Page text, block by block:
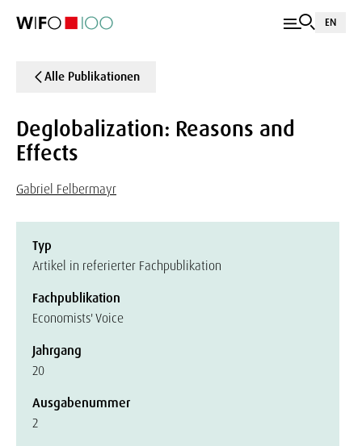
EN
Alle Publikationen
Deglobalization: Reasons and
Effects
Gabriel Felbermayr
Typ
Artikel in referierter Fachpublikation
Fachpublikation
Economists' Voice
Jahrgang
20
Ausgabenummer
2